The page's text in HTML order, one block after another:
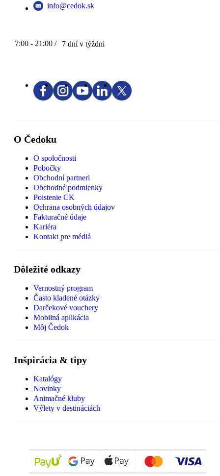
info@cedok.sk
7:00 - 21:00 / 7 dní v týždni
O Čedoku
O spoločnosti
Pobočky
Obchodní partneri
Obchodné podmienky
Poistenie CK
Ochrana osobných údajov
Fakturačné údaje
Kariéra
Kontakt pre médiá
Dôležité odkazy
Vernostný program
Často kladené otázky
Darčekové vouchery
Mobilná aplikácia
Môj Čedok
Inšpirácia & tipy
Katalógy
Novinky
Animačné kluby
Výlety v destináciách